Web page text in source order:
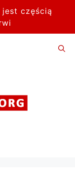
jest częścią